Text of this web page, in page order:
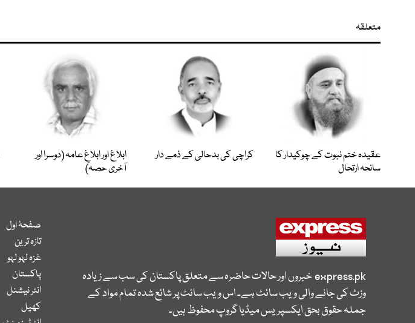
متعلقہ
عقیدہ ختم نبوت کے چوکیدار کا
سانحہ ارتحال
کراچی کی بدحالی کے ذمے دار
ابلاغ اور ابلاغِ عامہ (دوسرا اور
آخری حصہ)
express.pkخبروں اور حالات حاضرہ سے متعلق پاکستان کی سب سے زیادہ
وزٹ کی جانے والی ویب سائٹ ہے۔ اس ویب سائٹ پر شائع شدہ تمام مواد کے
جملہ حقوق بحق ایکسپریس میڈیا گروپ محفوظ ہیں۔
صفحۂ اول
تازہ ترین
غزہ لہو لہو
پاکستان
انٹر نیشنل
کھیل